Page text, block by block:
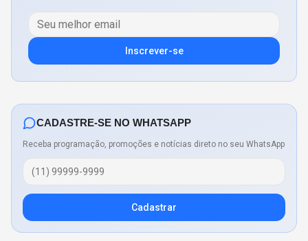
Inscrever-se
CADASTRE-SE NO WHATSAPP
Receba programação, promoções e notícias direto no seu WhatsApp
Cadastrar